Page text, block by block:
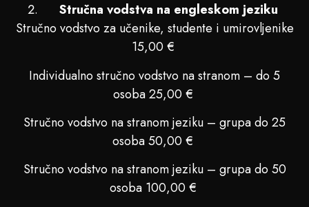
Stručna vodstva na engleskom jeziku
Stručno vodstvo za učenike, studente i umirovljenike
15,00 €
Individualno stručno vodstvo na stranom – do 5
osoba 25,00 €
Stručno vodstvo na stranom jeziku – grupa do 25
osoba 50,00 €
Stručno vodstvo na stranom jeziku – grupa do 50
osoba 100,00 €